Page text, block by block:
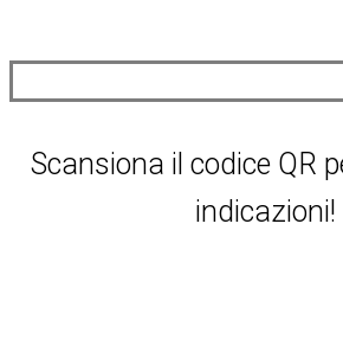
Scansiona il codice QR
indicazioni!